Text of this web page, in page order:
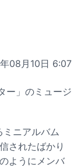
08月10日 6:07
ー」のミュージ
ミニアルバム
されたばかり
ようにメンバ